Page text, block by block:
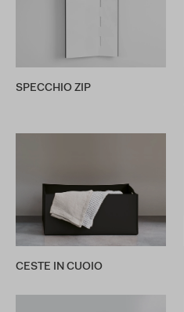
SPECCHIO ZIP
CESTE IN CUOIO